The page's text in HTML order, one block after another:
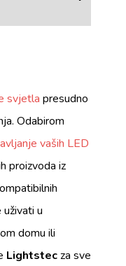
svjetla presudno
Odabirom
vaših LED
proizvoda iz
​​u
domu ili
Lightstecza sve